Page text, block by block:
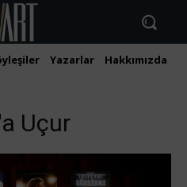
Yazarlar Hakkımızda
Uçur